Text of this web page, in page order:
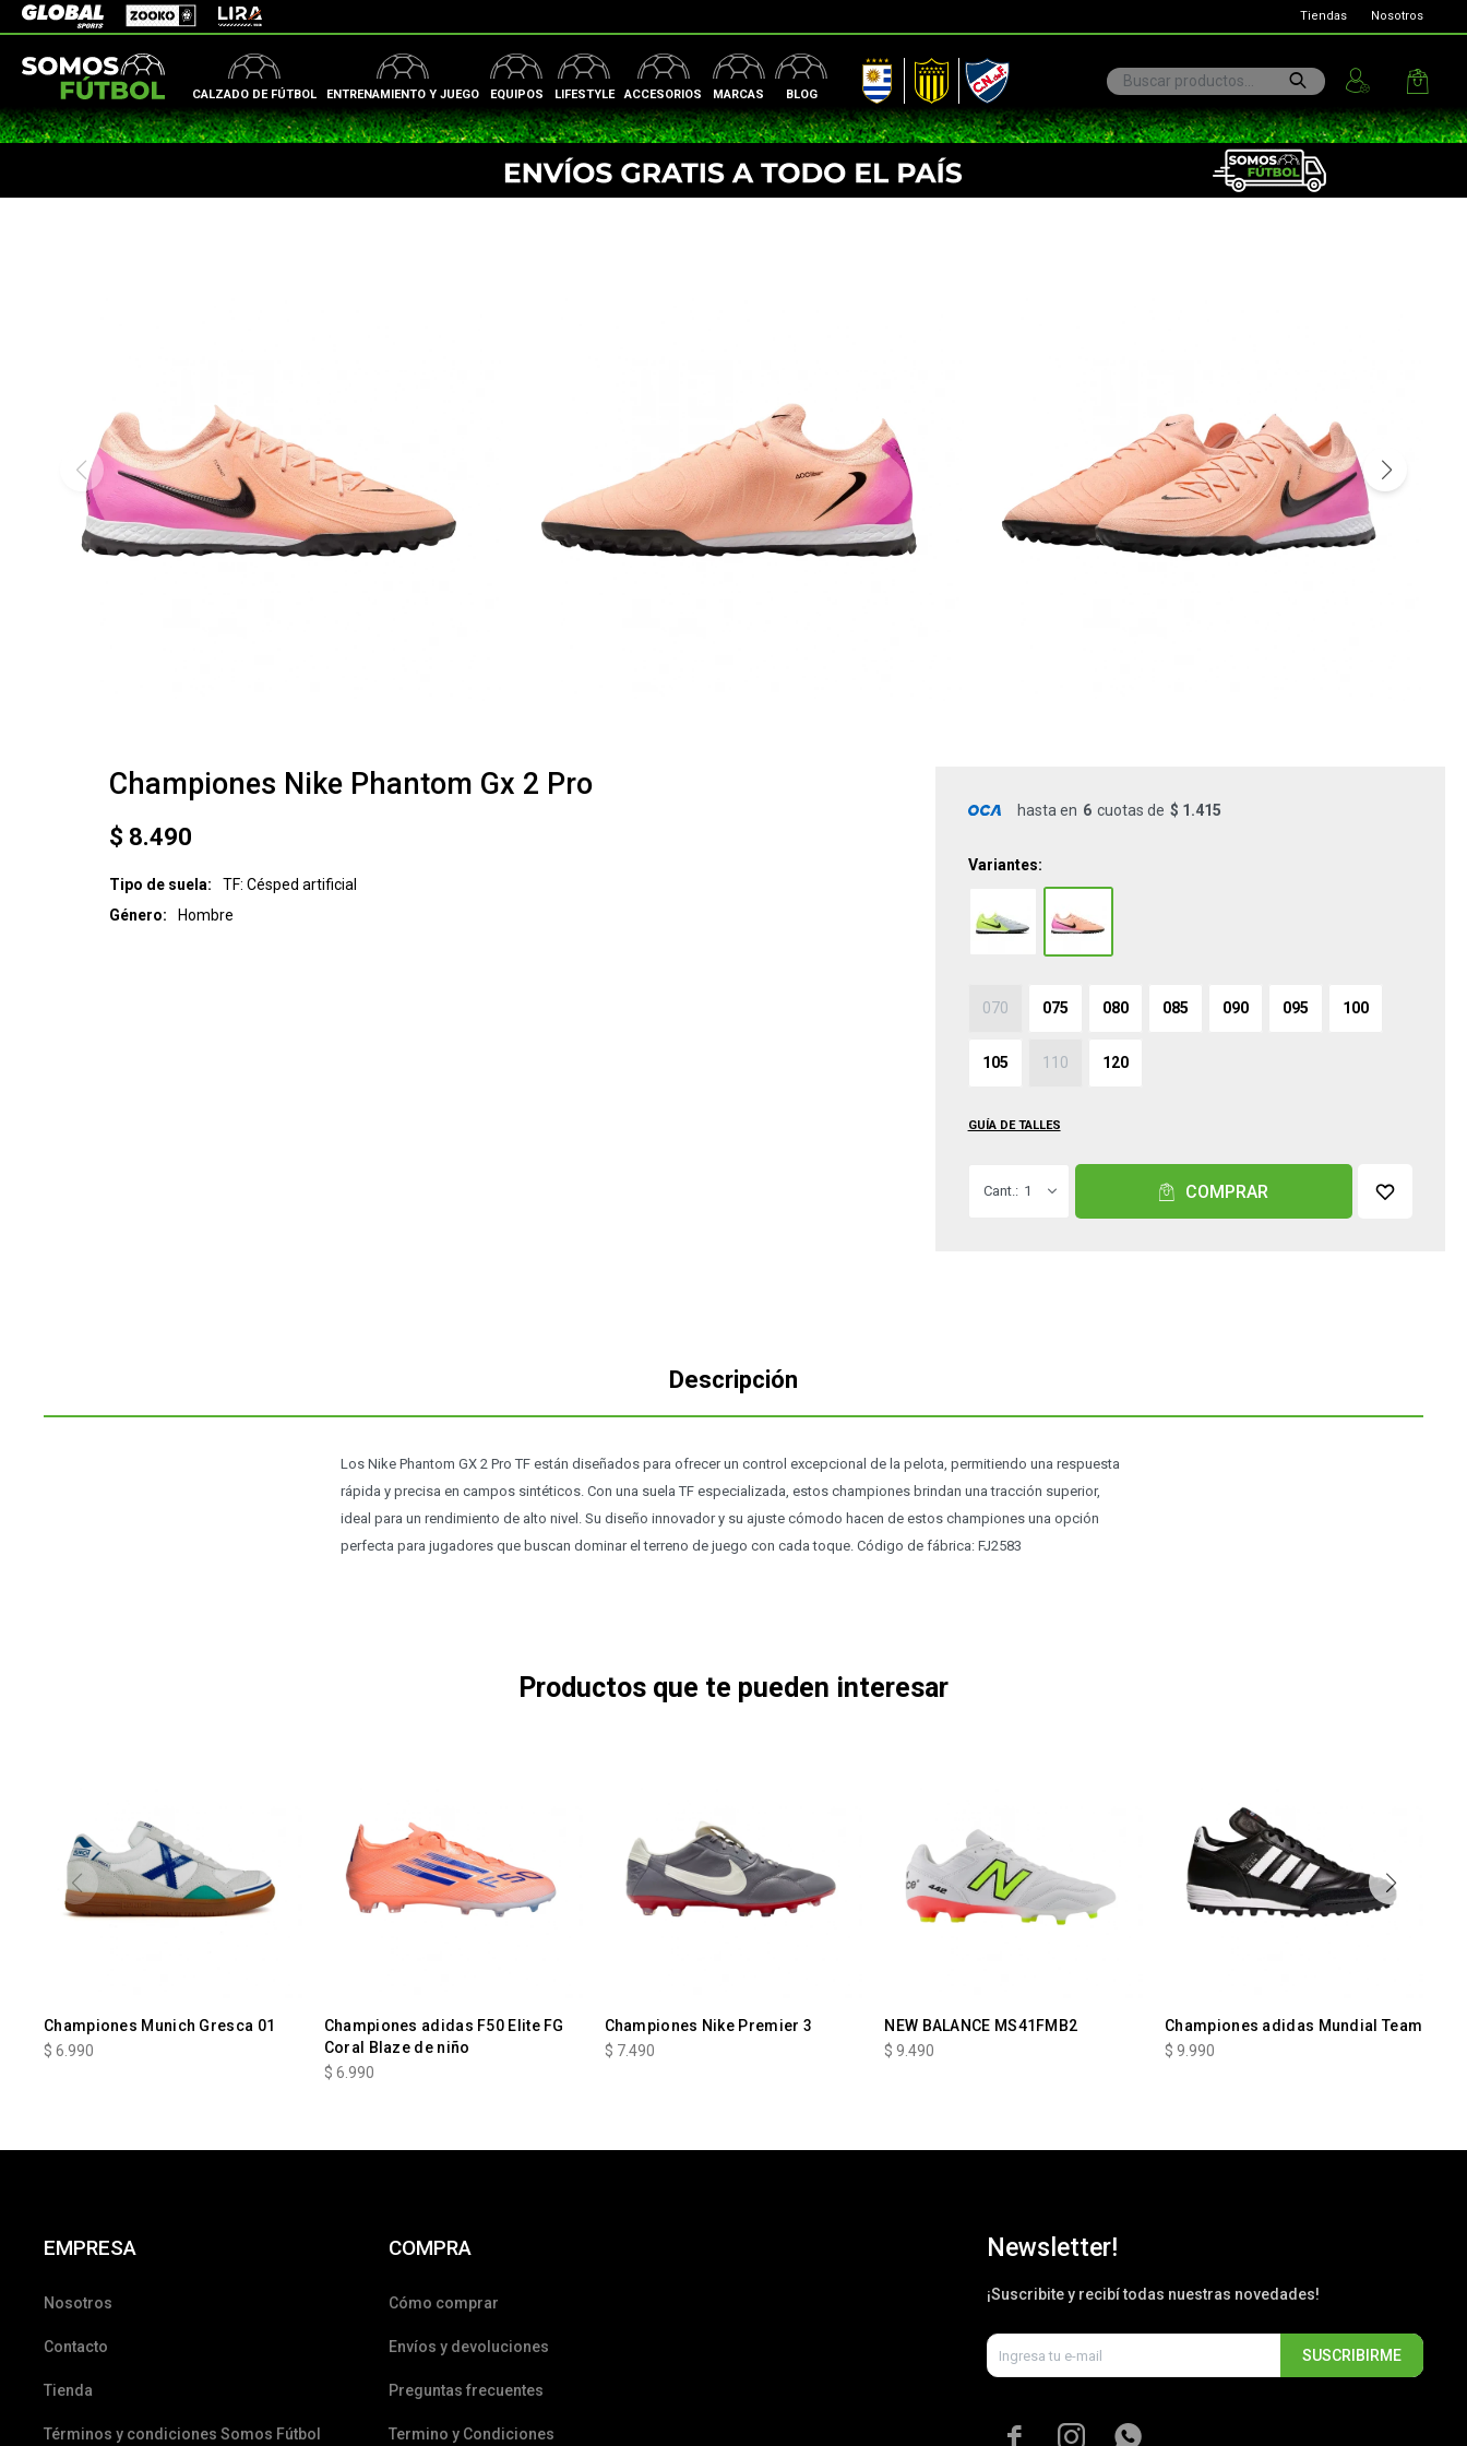
CALZADO DE FÚTBOL ENTRENAMIENTO Y JUEGO EQUIPOS LIFESTYLE ACCESORIOS MARCAS BLOG
AUF Peñarol Nacional
Global Sports Zooko Lira Tiendas Nosotros
Championes Nike Phantom Gx 2 Pro
$ 8.490
Tipo de suela
TF: Césped artificial
Género
Hombre
hasta en 6 cuotas de $ 1.415
Variantes:
070 075 080 085 090 095 100
105 110 120
GUÍA DE TALLES
1 COMPRAR
Descripción
Los Nike Phantom GX 2 Pro TF están diseñados para ofrecer un control excepcional de la pelota, permitiendo una respuesta
rápida y precisa en campos sintéticos. Con una suela TF especializada, estos championes brindan una tracción superior,
ideal para un rendimiento de alto nivel. Su diseño innovador y su ajuste cómodo hacen de estos championes una opción
perfecta para jugadores que buscan dominar el terreno de juego con cada toque. Código de fábrica: FJ2583
Productos que te pueden interesar
Championes Munich Gresca 01
$ 6.990
Championes adidas F50 Elite FG
Coral Blaze de niño
$ 6.990
Championes Nike Premier 3
$ 7.490
NEW BALANCE MS41FMB2
$ 9.490
Championes adidas Mundial Team
$ 9.990
EMPRESA
Nosotros
Contacto
Tienda
Términos y condiciones Somos Fútbol
COMPRA
Cómo comprar
Envíos y devoluciones
Preguntas frecuentes
Termino y Condiciones
Newsletter!
¡Suscribite y recibí todas nuestras novedades!
SUSCRIBIRME
  